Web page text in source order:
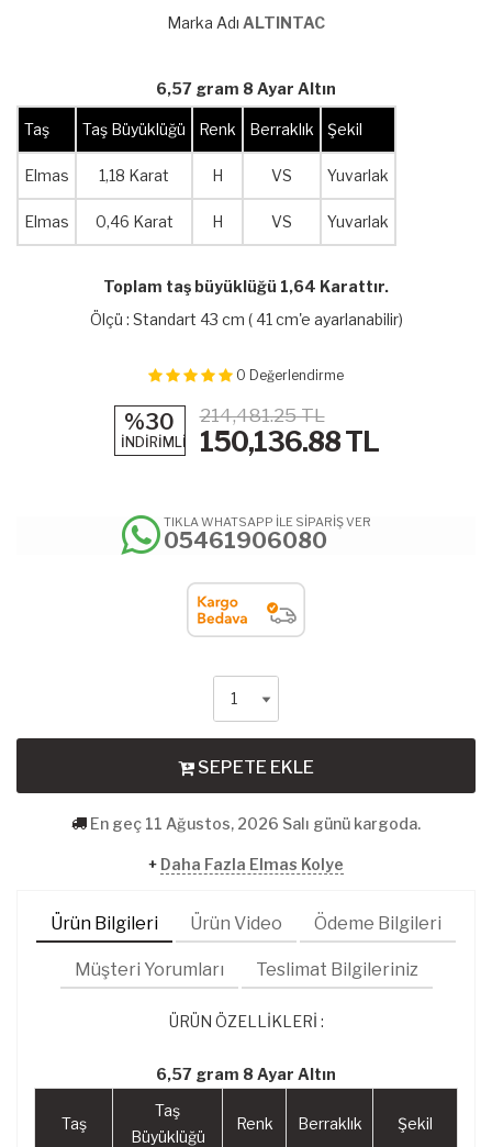
Marka Adı ALTINTAC
6,57 gram 8 Ayar Altın
Taş Taş Büyüklüğü Renk Berraklık Şekil
Elmas 1,18 Karat H VS Yuvarlak
Elmas 0,46 Karat H VS Yuvarlak
Toplam taş büyüklüğü 1,64 Karattır.
Ölçü : Standart 43 cm ( 41 cm'e ayarlanabilir)
0 Değerlendirme
%30
İNDİRİMLİ
214,481.25 TL
150,136.88TL
TIKLA WHATSAPP İLE SİPARİŞ VER
05461906080
SEPETE EKLE
En geç 11 Ağustos, 2026 Salı günü kargoda.
+ Daha Fazla Elmas Kolye
Ürün Bilgileri Ürün Video Ödeme Bilgileri
Müşteri Yorumları Teslimat Bilgileriniz
ÜRÜN ÖZELLİKLERİ :
6,57 gram 8 Ayar Altın
Taş
Taş
Büyüklüğü
Renk Berraklık Şekil